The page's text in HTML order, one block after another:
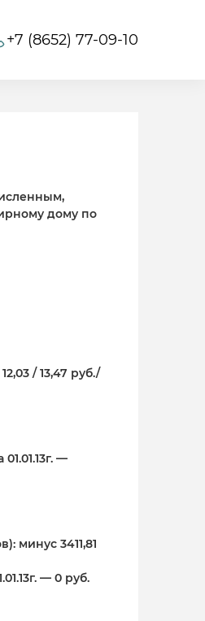
+7 (8652) 77-09-10
дому по
/ 13,47 руб./
—
минус 3411,81
— 0 руб.